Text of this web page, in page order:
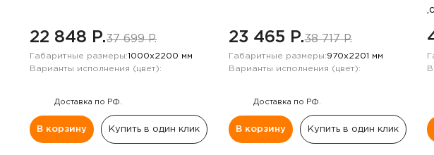
22 848 P.37 699 P.
Габаритные размеры:1000х2200 мм
Варианты исполнения (цвет):
Доставка по РФ.
В корзину Купить в один клик
23 465 P.38 717 P.
Габаритные размеры:970х2201 мм
Варианты исполнения (цвет):
Доставка по РФ.
В корзину Купить в один клик